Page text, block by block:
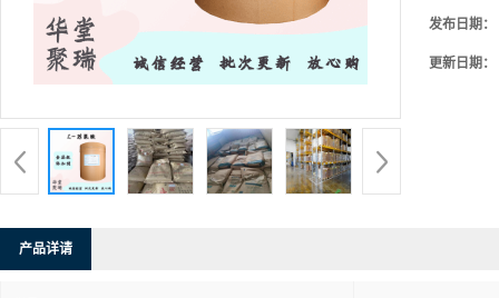
发布日期：
更新日期：
产品详请